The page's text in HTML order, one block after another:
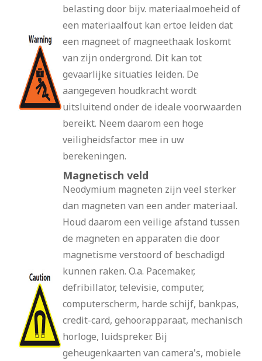
belasting door bijv. materiaalmoeheid of
een materiaalfout kan ertoe leiden dat
een magneet of magneethaak loskomt
van zijn ondergrond. Dit kan tot
gevaarlijke situaties leiden. De
aangegeven houdkracht wordt
uitsluitend onder de ideale voorwaarden
bereikt. Neem daarom een hoge
veiligheidsfactor mee in uw
berekeningen.
Magnetisch veld
Neodymium magneten zijn veel sterker
dan magneten van een ander materiaal.
Houd daarom een veilige afstand tussen
de magneten en apparaten die door
magnetisme verstoord of beschadigd
kunnen raken. O.a. Pacemaker,
defribillator, televisie, computer,
computerscherm, harde schijf, bankpas,
credit-card, gehoorapparaat, mechanisch
horloge, luidspreker. Bij
geheugenkaarten van camera's, mobiele